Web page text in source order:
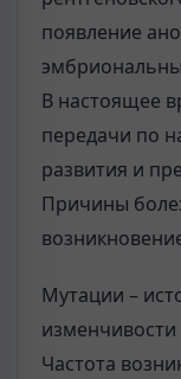
появление
В настоящее
передачи по
развития и
Причины
Мутации –
Частота